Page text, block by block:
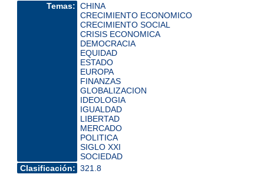
Temas: CHINA
CRECIMIENTO ECONOMICO
CRECIMIENTO SOCIAL
CRISIS ECONOMICA
DEMOCRACIA
EQUIDAD
ESTADO
EUROPA
FINANZAS
GLOBALIZACION
IDEOLOGIA
IGUALDAD
LIBERTAD
MERCADO
POLITICA
SIGLO XXI
SOCIEDAD
Clasificación: 321.8